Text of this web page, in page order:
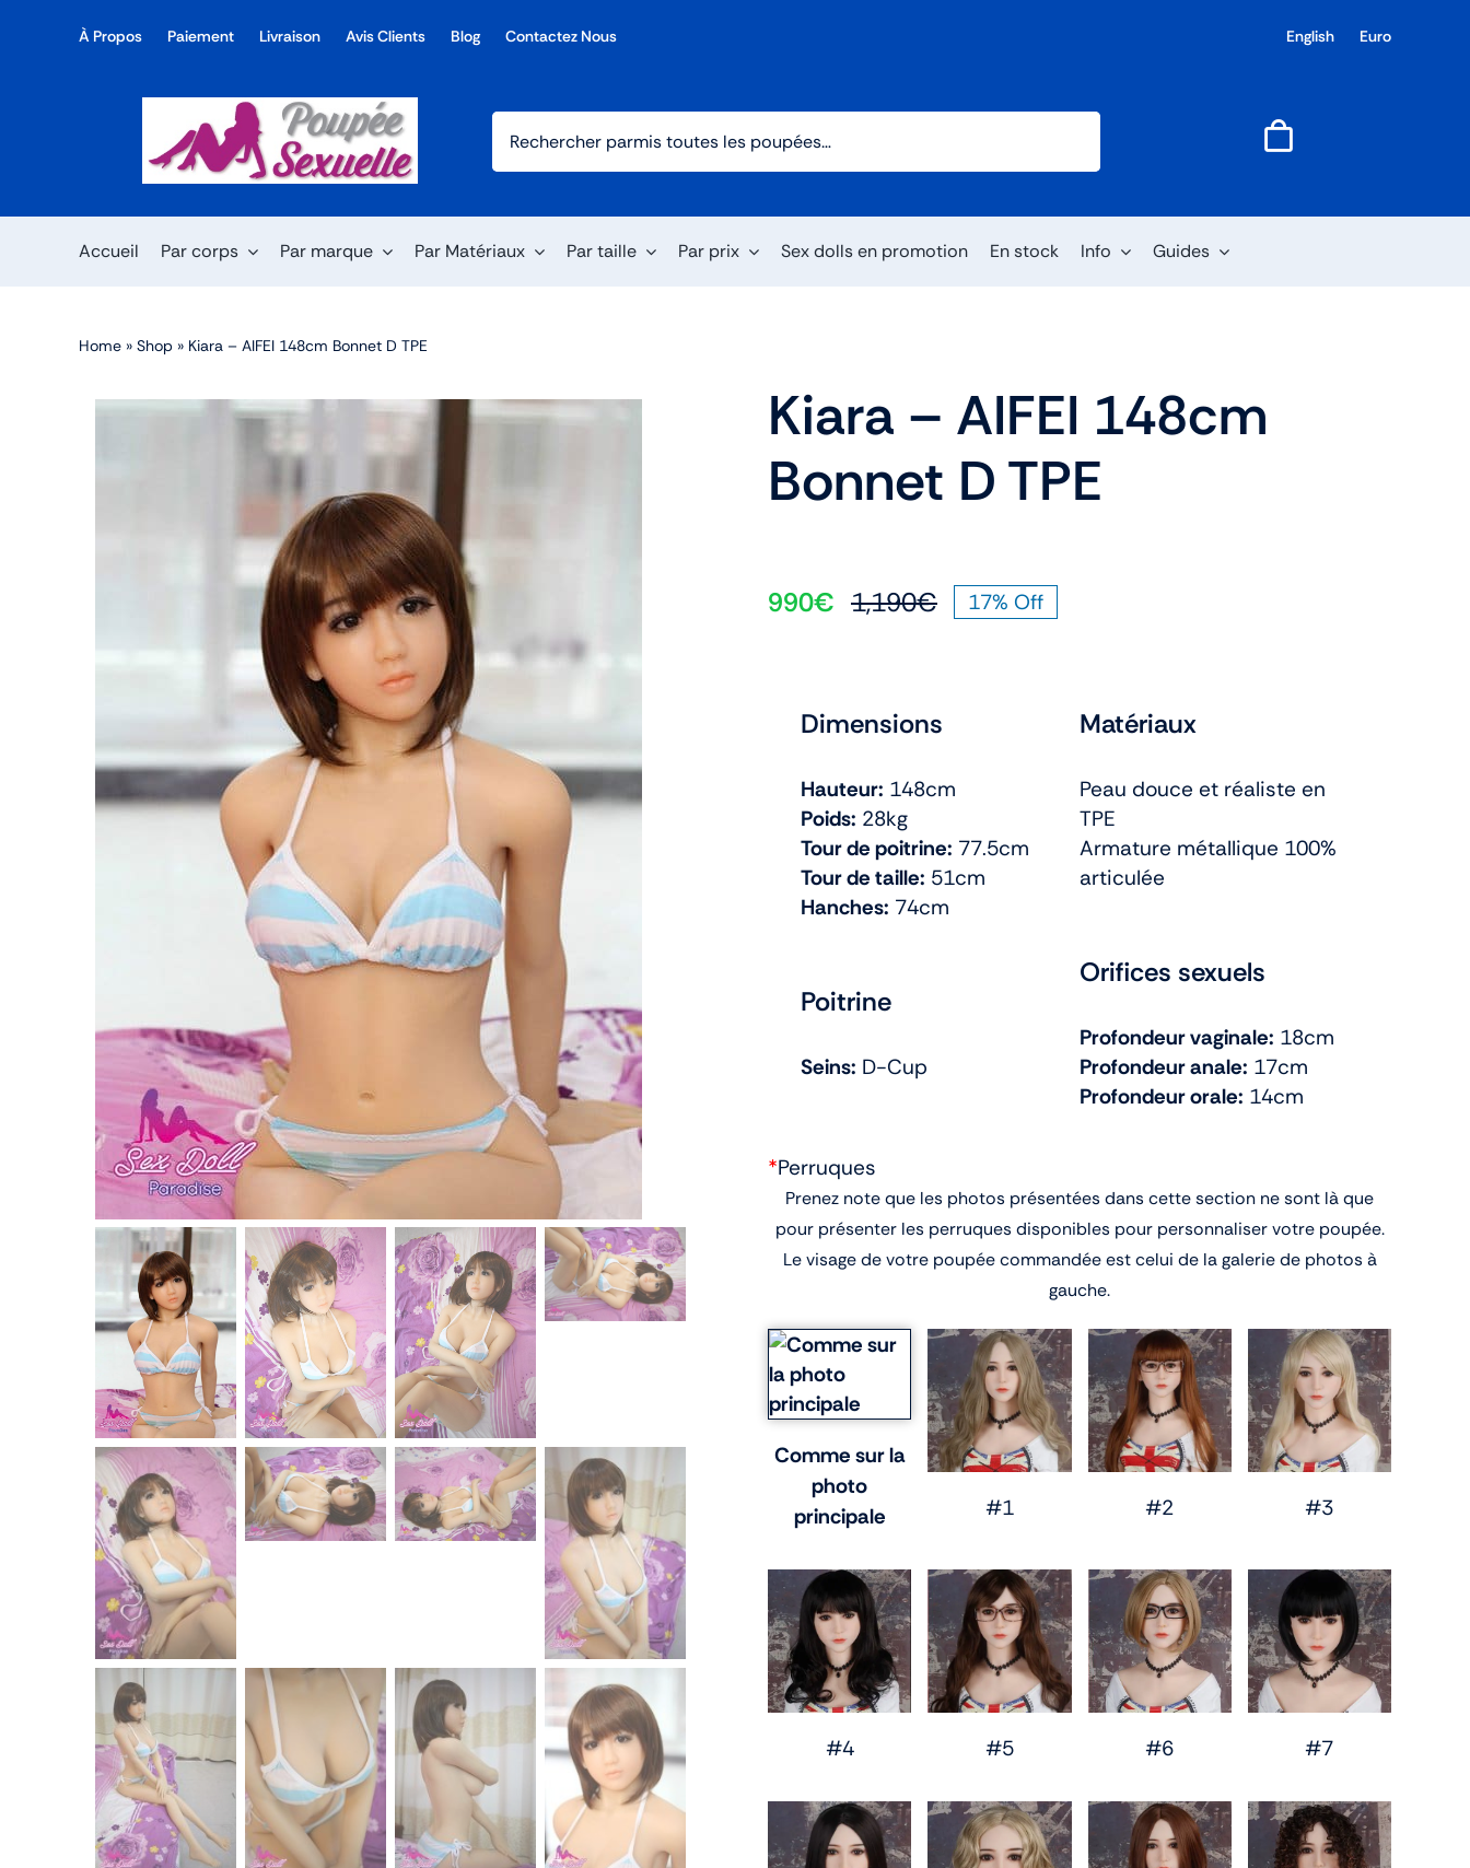
À Propos Paiement Livraison Avis Clients Blog Contactez Nous English Euro
Accueil Par corps Par marque Par Matériaux Par taille Par prix Sex dolls en promotion En stock Info Guides
Home » Shop » Kiara – AIFEI 148cm Bonnet D TPE
Kiara – AIFEI 148cm
Bonnet D TPE
1,190€Le
1,190€.
990€
Le
990€.
17% Off
Dimensions
Hauteur: 148cm
Poids: 28kg
Tour de poitrine: 77.5cm
Tour de taille: 51cm
Hanches: 74cm
Poitrine
Seins: D-Cup
Matériaux
Peau douce et réaliste en
TPE
Armature métallique 100%
articulée
Orifices sexuels
Profondeur vaginale: 18cm
Profondeur anale: 17cm
Profondeur orale: 14cm
*Perruques
Prenez note que les photos présentées dans cette section ne sont là que
pour présenter les perruques disponibles pour personnaliser votre poupée.
Le visage de votre poupée commandée est celui de la galerie de photos à
gauche.
Comme sur la
photo
principale
#1 #2 #3
#4 #5 #6 #7